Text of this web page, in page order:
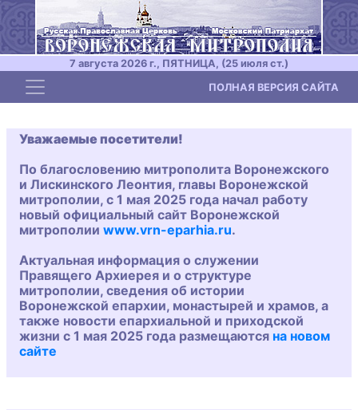
7 августа 2026 г., ПЯТНИЦА, (25 июля ст.)
Toggle navigation ПОЛНАЯ ВЕРСИЯ САЙТА
Уважаемые посетители!
По благословению митрополита Воронежского
и Лискинского Леонтия, главы Воронежской
митрополии, с 1 мая 2025 года начал работу
новый официальный сайт Воронежской
митрополии www.vrn-eparhia.ru.
Актуальная информация о служении
Правящего Архиерея и о структуре
митрополии, сведения об истории
Воронежской епархии, монастырей и храмов, а
также новости епархиальной и приходской
жизни с 1 мая 2025 года размещаются на новом
сайте